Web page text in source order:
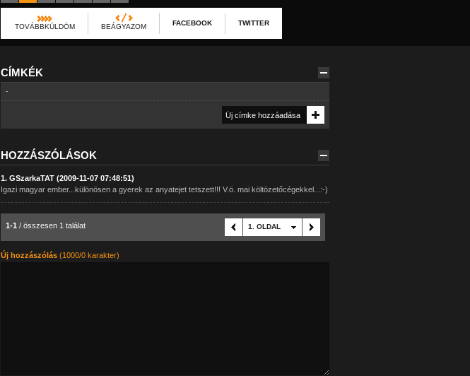
TOVÁBBKÜLDÖM BEÁGYAZOM FACEBOOK TWITTER
CÍMKÉK
-
HOZZÁSZÓLÁSOK
1. GSzarkaTAT (2009-11-07 07:48:51)
Igazi magyar ember...különösen a gyerek az anyatejet tetszett!!! V.ö. mai költözetőcégekkel...:-)
1-1 / összesen 1 találat 1. OLDAL
Új hozzászólás(1000/0 karakter)